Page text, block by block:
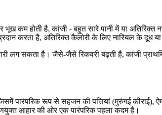
कम होती है, कांजी - बहुत सारे पानी में या
करता है, अतिरिक्त कैलोरी के लिए नारियल के दूध
सकता है। जैसे-जैसे रिकवरी बढ़ती है, कांजी
पारंपरिक रूप से सहजन की पत्तियां (मुरुंगई
आहार की ओर एक पारंपरिक पहला कदम है।